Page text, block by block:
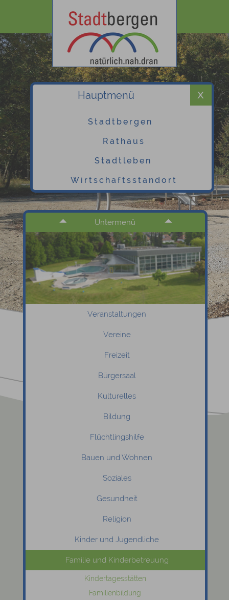
Hauptmenü
Stadtbergen
Rathaus
Stadtleben
Wirtschaftsstandort
Untermenü
Veranstaltungen
Vereine
Freizeit
Bürgersaal
Kulturelles
Bildung
Flüchtlingshilfe
Bauen und Wohnen
Soziales
Gesundheit
Religion
Kinder und Jugendliche
Familie und Kinderbetreuung
Kindertagesstätten
Familienbildung